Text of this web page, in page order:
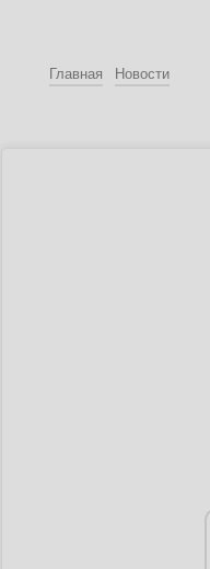
Главная Новости